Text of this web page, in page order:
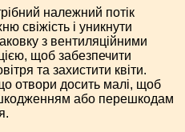
належний потік
свіжість і уникнути
з вентиляційними
щоб забезпечити
та захистити квіти.
отвори досить малі, щоб
або перешкодам